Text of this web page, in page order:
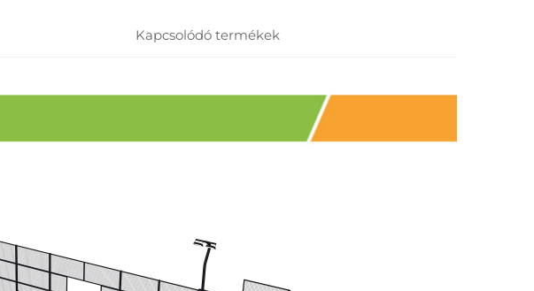
Kapcsolódó termékek